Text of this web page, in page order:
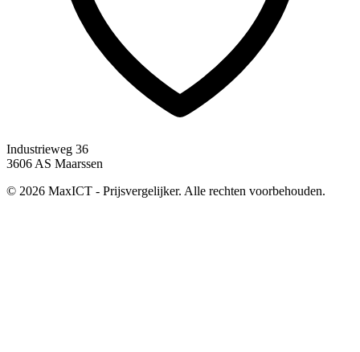
Industrieweg 36
3606 AS Maarssen
© 2026 MaxICT - Prijsvergelijker. Alle rechten voorbehouden.